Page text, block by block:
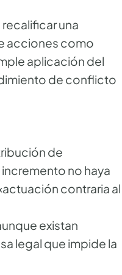
una
acciones como
aplicación del
de conflicto
de
no haya
contraria al
existan
legal que impide la